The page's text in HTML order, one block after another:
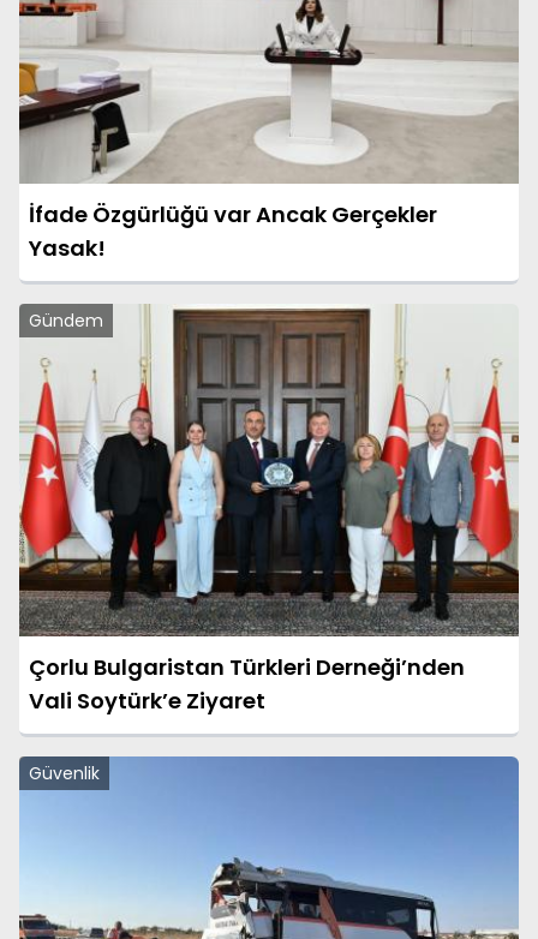
İfade Özgürlüğü var Ancak Gerçekler
Yasak!
Gündem
Çorlu Bulgaristan Türkleri Derneği’nden
Vali Soytürk’e Ziyaret
Güvenlik